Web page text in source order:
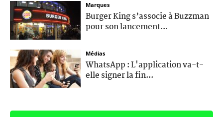
Marques
Burger King s’associe à Buzzman
pour son lancement...
Médias
WhatsApp : L'application va-t-
elle signer la fin...